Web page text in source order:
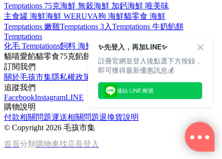
Temptations 75克海鮮 無穀海鮮 加鈣海鮮 唯美味
主食罐 海鮮海鮮 WERUVA狗 海鮮貓零食 海鮮
Temptations 嫩雞Temptations 3入Temptations 牛奶餡餅
Temptations
化毛 Temptations飼料 海鮮 海鮮 貓咪
組合包 Temptations
貓喵愛餡貓零食75克餡餅
訂閱我們
關於毛孩市集隱私權政策
追蹤我們
FacebookInstagramLINE
購物說明
付款相關問題運送相關問題退換貨說明
© Copyright 2026 毛孩市集
首頁分類購物車找店長登入
✨先登入，再加LINE✨
註冊官網並登入後點選下方按鈕，
即可獲得最新優惠訊息💰
連結 LINE 帳號